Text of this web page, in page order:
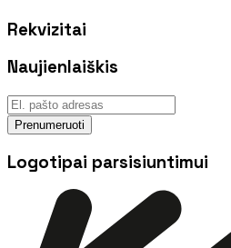
Rekvizitai
Naujienlaiškis
Prenumeruoti
Logotipai parsisiuntimui